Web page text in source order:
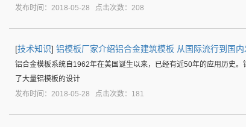
发布时间：2018-05-28 点击次数：208
[技术知识] 铝模板厂家介绍铝合金建筑模板 从国际流行到国内
铝合金模板系统自1962年在美国诞生以来，已经有近50年的应用历史
了大量铝模板的设计
发布时间：2018-05-28 点击次数：181